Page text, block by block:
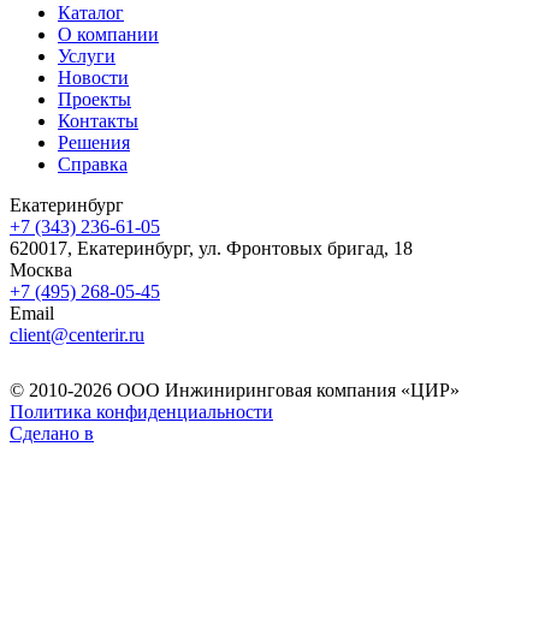
Каталог
О компании
Услуги
Новости
Проекты
Контакты
Решения
Справка
Екатеринбург
+7 (343) 236-61-05
620017, Екатеринбург, ул. Фронтовых бригад, 18
Москва
+7 (495) 268-05-45
Email
client@centerir.ru
© 2010-2026 ООО Инжиниринговая компания «ЦИР»
Политика конфиденциальности
Сделано в